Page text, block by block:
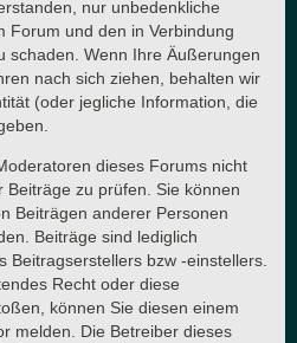
nur unbedenkliche
Forum und den in Verbindung
schaden. Wenn Ihre Äußerungen
nach sich ziehen, behalten wir
(oder jegliche Information, die
dieses Forums nicht
Beiträge zu prüfen. Sie können
Beiträgen anderer Personen
Beiträge sind lediglich
Beitragserstellers bzw -einstellers.
Recht oder diese
können Sie diesen einem
melden. Die Betreiber dieses